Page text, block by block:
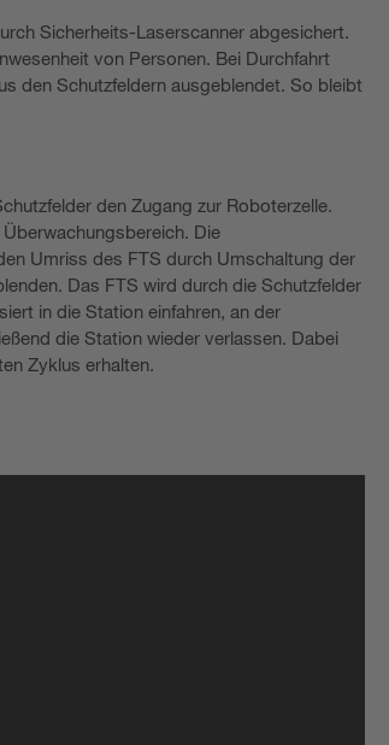
Sicherheits-Laserscanner abgesichert.
von Personen. Bei Durchfahrt
den Schutzfeldern ausgeblendet. So bleibt
den Zugang zur Roboterzelle.
Die
Umriss des FTS durch Umschaltung der
Das FTS wird durch die Schutzfelder
in die Station einfahren, an der
die Station wieder verlassen. Dabei
Zyklus erhalten.